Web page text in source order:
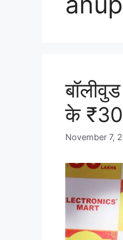
के ₹30
November 7,